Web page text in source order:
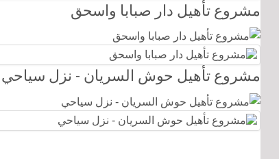
مشروع تأهيل دار صبابا واسحق
مشروع تأهيل حوش السريان - نزل سياحي